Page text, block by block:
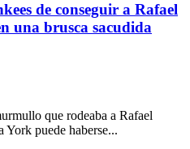
de conseguir a Rafael
una brusca sacudida
que rodeaba a Rafael
York puede haberse...